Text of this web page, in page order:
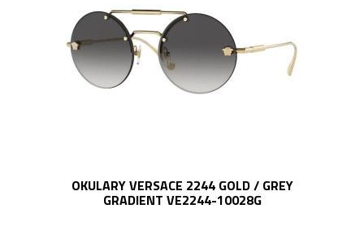
OKULARY VERSACE 2244 GOLD / GREY
GRADIENT VE2244-10028G